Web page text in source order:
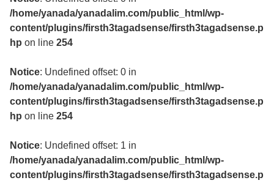
/home/yanada/yanadalim.com/public_html/wp-
content/plugins/firsth3tagadsense/firsth3tagadsense.p
hp on line254
Notice: Undefined offset: 0 in
/home/yanada/yanadalim.com/public_html/wp-
content/plugins/firsth3tagadsense/firsth3tagadsense.p
hp on line254
Notice: Undefined offset: 1 in
/home/yanada/yanadalim.com/public_html/wp-
content/plugins/firsth3tagadsense/firsth3tagadsense.p